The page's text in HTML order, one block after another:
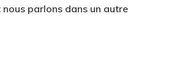
nous parlons dans un autre